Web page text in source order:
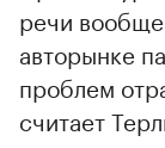
речи
авторынке
проблем
считает